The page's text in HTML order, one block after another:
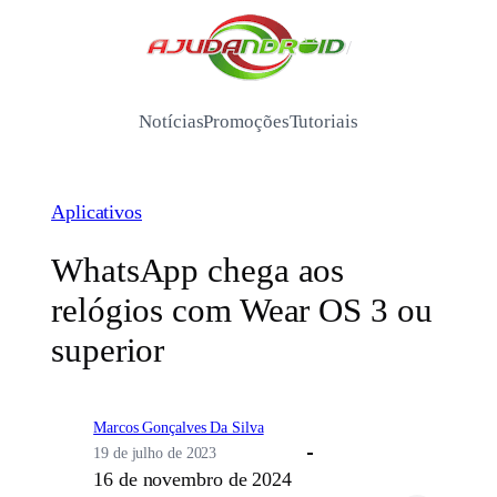
/
NotíciasPromoçõesTutoriais
Aplicativos
WhatsApp chega aos
relógios com Wear OS 3 ou
superior
Marcos Gonçalves Da Silva
19 de julho de 2023
16 de novembro de 2024